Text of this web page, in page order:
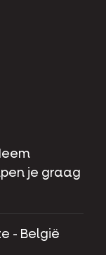
je graag
- België